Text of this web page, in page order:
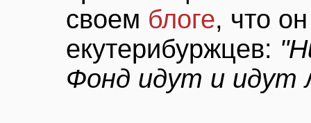
своем блоге, что
екутерибуржцев:
Фонд идут и идут